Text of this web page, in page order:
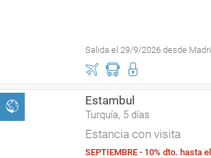
Salida el 29/9/2026 desde
Estambul
Turquía, 5 días
Estancia con visita
SEPTIEMBRE - 10% dto. hasta